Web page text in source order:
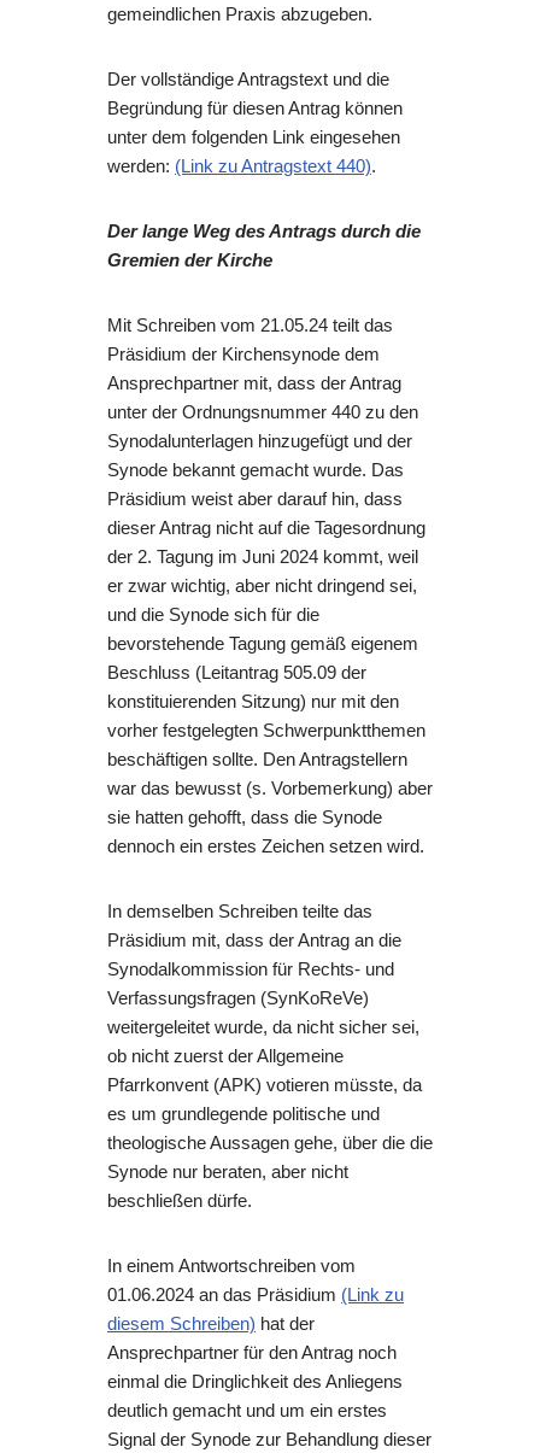
gemeindlichen Praxis abzugeben.
Der vollständige Antragstext und die
Begründung für diesen Antrag können
unter dem folgenden Link eingesehen
werden: (Link zu Antragstext 440).
Der lange Weg des Antrags durch die
Gremien der Kirche
Mit Schreiben vom 21.05.24 teilt das
Präsidium der Kirchensynode dem
Ansprechpartner mit, dass der Antrag
unter der Ordnungsnummer 440 zu den
Synodalunterlagen hinzugefügt und der
Synode bekannt gemacht wurde. Das
Präsidium weist aber darauf hin, dass
dieser Antrag nicht auf die Tagesordnung
der 2. Tagung im Juni 2024 kommt, weil
er zwar wichtig, aber nicht dringend sei,
und die Synode sich für die
bevorstehende Tagung gemäß eigenem
Beschluss (Leitantrag 505.09 der
konstituierenden Sitzung) nur mit den
vorher festgelegten Schwerpunktthemen
beschäftigen sollte. Den Antragstellern
war das bewusst (s. Vorbemerkung) aber
sie hatten gehofft, dass die Synode
dennoch ein erstes Zeichen setzen wird.
In demselben Schreiben teilte das
Präsidium mit, dass der Antrag an die
Synodalkommission für Rechts- und
Verfassungsfragen (SynKoReVe)
weitergeleitet wurde, da nicht sicher sei,
ob nicht zuerst der Allgemeine
Pfarrkonvent (APK) votieren müsste, da
es um grundlegende politische und
theologische Aussagen gehe, über die die
Synode nur beraten, aber nicht
beschließen dürfe.
In einem Antwortschreiben vom
01.06.2024 an das Präsidium (Link zu
diesem Schreiben) hat der
Ansprechpartner für den Antrag noch
einmal die Dringlichkeit des Anliegens
deutlich gemacht und um ein erstes
Signal der Synode zur Behandlung dieser